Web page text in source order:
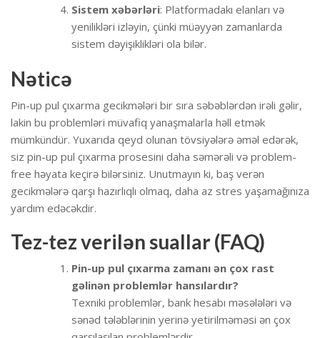
Sistem xəbərləri: Platformadakı elanları və
yenilikləri izləyin, çünki müəyyən zamanlarda
sistem dəyişiklikləri ola bilər.
Nəticə
Pin-up pul çıxarma gecikmələri bir sıra səbəblərdən irəli gəlir,
lakin bu problemləri müvafiq yanaşmalarla həll etmək
mümkündür. Yuxarıda qeyd olunan tövsiyələrə əməl edərək,
siz pin-up pul çıxarma prosesini daha səmərəli və problem-
free həyata keçirə bilərsiniz. Unutmayın ki, baş verən
gecikmələrə qarşı hazırlıqlı olmaq, daha az stres yaşamağınıza
yardım edəcəkdir.
Tez-tez verilən suallar (FAQ)
Pin-up pul çıxarma zamanı ən çox rast
gəlinən problemlər hansılardır?
Texniki problemlər, bank hesabı məsələləri və
sənəd tələblərinin yerinə yetirilməməsi ən çox